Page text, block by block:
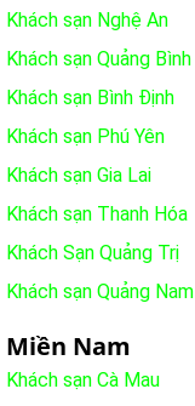
Khách sạn Nghệ An
Khách sạn Quảng Bình
Khách sạn Bình Định
Khách sạn Phú Yên
Khách sạn Gia Lai
Khách sạn Thanh Hóa
Khách Sạn Quảng Trị
Khách sạn Quảng Nam
Miền Nam
Khách sạn Cà Mau